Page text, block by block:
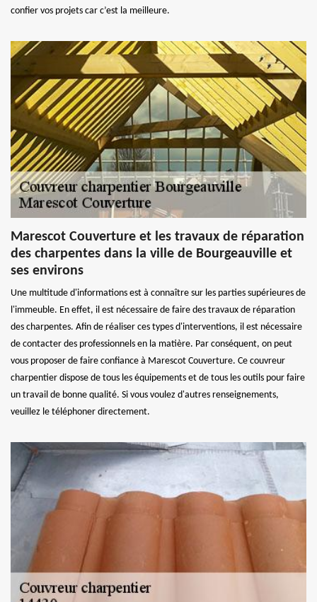
confier vos projets car c’est la meilleure.
Marescot Couverture et les travaux de réparation
des charpentes dans la ville de Bourgeauville et
ses environs
Une multitude d'informations est à connaître sur les parties supérieures de
l'immeuble. En effet, il est nécessaire de faire des travaux de réparation
des charpentes. Afin de réaliser ces types d'interventions, il est nécessaire
de contacter des professionnels en la matière. Par conséquent, on peut
vous proposer de faire confiance à Marescot Couverture. Ce couvreur
charpentier dispose de tous les équipements et de tous les outils pour faire
un travail de bonne qualité. Si vous voulez d'autres renseignements,
veuillez le téléphoner directement.